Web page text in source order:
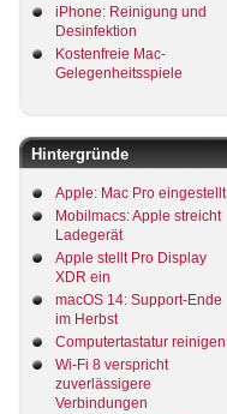
iPhone: Reinigung und
Desinfektion
Kostenfreie Mac-
Gelegenheitsspiele
Hintergründe
Apple: Mac Pro eingestellt
Mobilmacs: Apple streicht
Ladegerät
Apple stellt Pro Display
XDR ein
macOS 14: Support-Ende
im Herbst
Computertastatur reinigen
Wi-Fi 8 verspricht
zuverlässigere
Verbindungen